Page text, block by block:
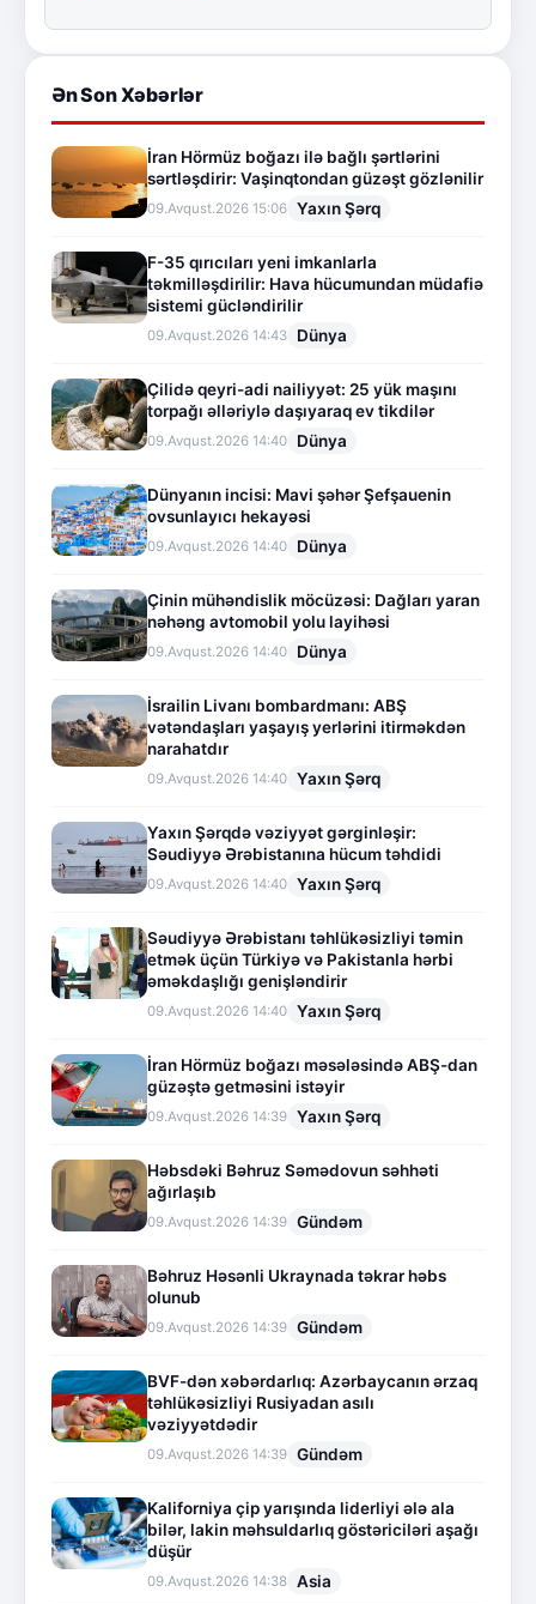
Ən Son Xəbərlər
İran Hörmüz boğazı ilə bağlı şərtlərini
sərtləşdirir: Vaşinqtondan güzəşt gözlənilir
09.Avqust.2026 15:06 Yaxın Şərq
F-35 qırıcıları yeni imkanlarla
təkmilləşdirilir: Hava hücumundan müdafiə
sistemi gücləndirilir
09.Avqust.2026 14:43 Dünya
Çilidə qeyri-adi nailiyyət: 25 yük maşını
torpağı əlləriylə daşıyaraq ev tikdilər
09.Avqust.2026 14:40 Dünya
Dünyanın incisi: Mavi şəhər Şefşauenin
ovsunlayıcı hekayəsi
09.Avqust.2026 14:40 Dünya
Çinin mühəndislik möcüzəsi: Dağları yaran
nəhəng avtomobil yolu layihəsi
09.Avqust.2026 14:40 Dünya
İsrailin Livanı bombardmanı: ABŞ
vətəndaşları yaşayış yerlərini itirməkdən
narahatdır
09.Avqust.2026 14:40 Yaxın Şərq
Yaxın Şərqdə vəziyyət gərginləşir:
Səudiyyə Ərəbistanına hücum təhdidi
09.Avqust.2026 14:40 Yaxın Şərq
Səudiyyə Ərəbistanı təhlükəsizliyi təmin
etmək üçün Türkiyə və Pakistanla hərbi
əməkdaşlığı genişləndirir
09.Avqust.2026 14:40 Yaxın Şərq
İran Hörmüz boğazı məsələsində ABŞ-dan
güzəştə getməsini istəyir
09.Avqust.2026 14:39 Yaxın Şərq
Həbsdəki Bəhruz Səmədovun səhhəti
ağırlaşıb
09.Avqust.2026 14:39 Gündəm
Bəhruz Həsənli Ukraynada təkrar həbs
olunub
09.Avqust.2026 14:39 Gündəm
BVF-dən xəbərdarlıq: Azərbaycanın ərzaq
təhlükəsizliyi Rusiyadan asılı
vəziyyətdədir
09.Avqust.2026 14:39 Gündəm
Kaliforniya çip yarışında liderliyi ələ ala
bilər, lakin məhsuldarlıq göstəriciləri aşağı
düşür
09.Avqust.2026 14:38 Asia